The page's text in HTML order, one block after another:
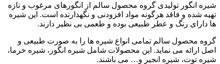
شیره انگور تولیدی گروه محصول سالم از انگورهای مرغوب و تازه
تهیه شده و فاقد هرگونه مواد افزودنی و نگهدارنده است. این شیره
ها دارای رنگ و عطر طبیعی بوده و طعمی بی نظیر دارند.
گروه محصول سالم تمامی انواع شیره ها را به صورت طبیعی و
اصل ارائه می نماید. این محصولات شامل شیره انگور، شیره خرما،
شیره توت، شیره انجیر و… می باشند.